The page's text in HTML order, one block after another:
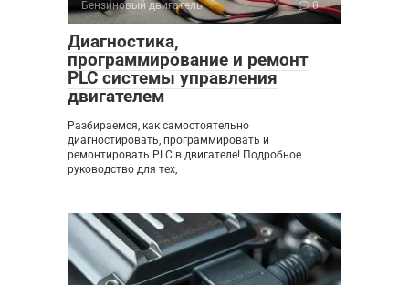
Бензиновый двигатель 0
Диагностика,
программирование и ремонт
PLC системы управления
двигателем
Разбираемся, как самостоятельно
диагностировать, программировать и
ремонтировать PLC в двигателе! Подробное
руководство для тех,